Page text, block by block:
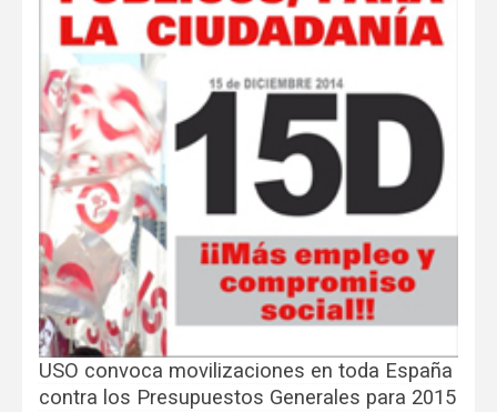
USO convoca movilizaciones en toda España
contra los Presupuestos Generales para 2015